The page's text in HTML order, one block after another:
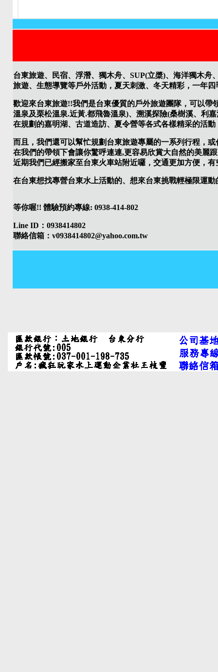
台東旅遊、民宿、浮潛、獨木舟、SUP(立槳)、海洋獨木
旅遊、生態導覽等戶外活動，夏天刺激、冬天精彩，一年
歡迎來台東旅遊!!我們是台東優質的戶外旅遊團隊，可以
溫泉及栗松溫泉.近黃.都飛魯溫泉)、溯溪探險(桑樹溪、利
在規劃的嘉明湖、古道造訪、夏令營等各式各樣精采的活
而且，我們還可以幫忙規劃台東旅遊專屬的一系列行程，
在我們的帶領下會讓你驚呼連連,更容易欣賞大自然的美麗
近期我們已經搬家至台東火車站附近囉，交通更加方便，
在台東想找專營台東水上活動的、想來台東挑戰輕極限運
等你喔!! 體驗預約專線: 0938-414-802
Line ID：0938414802
聯絡信箱：v0938414802@yahoo.com.tw